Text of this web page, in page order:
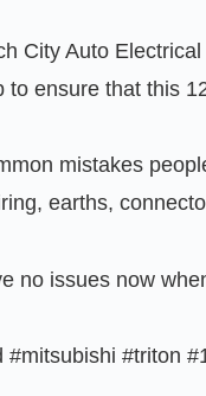
City Auto
to ensure that this
mistakes
earths,
no issues now
#triton